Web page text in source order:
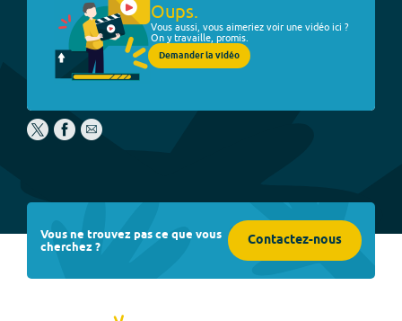
Oups.
Vous aussi, vous aimeriez voir une vidéo ici ?
On y travaille, promis.
Demander la vidéo
Vous ne trouvez pas ce que vous
cherchez ? Contactez-nous